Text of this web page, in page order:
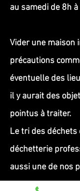
au samedi de 8h
Vider une maison
précautions
éventuelle des
il y aurait des
pointus à traiter.
Le tri des déchets
déchetterie
aussi une de nos
stipulons sur